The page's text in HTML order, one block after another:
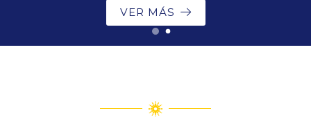
VER MÁS